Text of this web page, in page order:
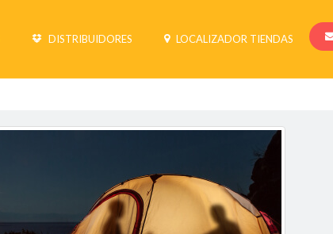
DISTRIBUIDORES LOCALIZADOR TIENDAS